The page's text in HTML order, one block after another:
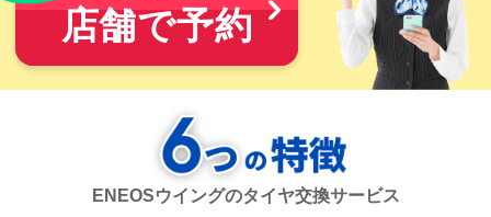
店舗で予約
ENEOSウイングのタイヤ交換サービス